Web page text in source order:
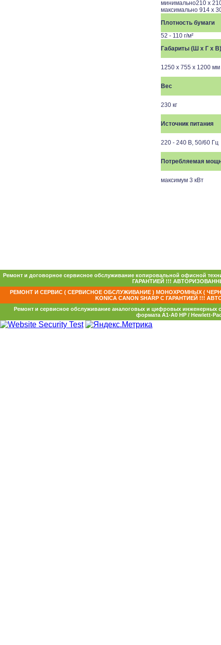
минимально210 x
максимально 914 x
Плотность бумаги
52 - 110 г/м²
Габариты (Ш x Г x В)
1250 x 755 x 1200 мм
Вес
230 кг
Источник питания
220 - 240 В, 50/60 Гц
Потребляемая
максимум 3 кВт
Ремонт и договорное сервисное обслуживание копировальной офисной
ГАРАНТИЕЙ !!!
РЕМОНТ И СЕРВИС ( СЕРВИСНОЕ ОБСЛУЖИВАНИЕ ) МОНОХРОМНЫХ (
KONICA CANON SHARP С ГАРАНТИЕЙ !!!
Ремонт и сервисное обслуживание аналоговых и цифровых инженерных
формата А1-А0 HP / Hewlett-